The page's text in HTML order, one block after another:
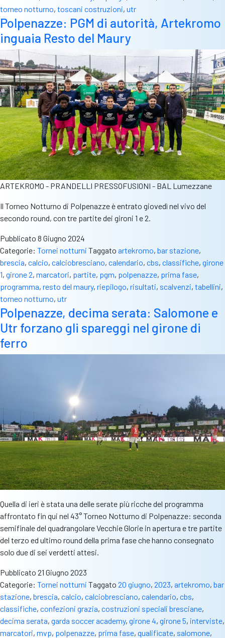
torneo notturno, toscani costruzioni, utr
Polpenazze: PGM di autorità, Artekromo
inguaia Resto del Maury
ARTEKROMO - PRANDELLI PRESSOFUSIONI - BAL Lumezzane
Il Torneo Notturno di Polpenazze è entrato giovedì nel vivo del
secondo round, con tre partite dei gironi 1 e 2.
Pubblicato 8 Giugno 2024
Categorie: Tornei notturni Taggato artekromo, bar stazione,
brescia, calcio, calciobresciano, calendario, cbs, classifiche, girone
1, girone 2, marcatori, partite, pgm, polpenazze, prima fase,
programma, resto del maury, riepilogo, risultati, scalvenzi, tabellini,
torneo notturno, utr
Polpenazze, decima serata: Salomone e
Utr forzano gli spareggi nel girone di
ferro
Quella di ieri è stata una delle serate più ricche del programma
affrontato fin qui nel 43° Torneo Notturno di Polpenazze: seconda
semifinale del quadrangolare Vecchie Glorie in apertura e tre partite
del terzo ed ultimo round della prima fase che hanno consegnato
solo due di sei verdetti attesi.
Pubblicato 21 Giugno 2023
Categorie: Tornei notturni Taggato 20 giugno, 2023, artekromo, bar
stazione, brescia, calcio, calciobresciano, calendario, cbs,
classifiche, confezioni grazia, costruzioni speciali bresciane,
decima serata, garda soccer academy, girone 4, girone 5, interviste,
marcatori, mvp, polpenazze, prima fase, qualificate, salomone,